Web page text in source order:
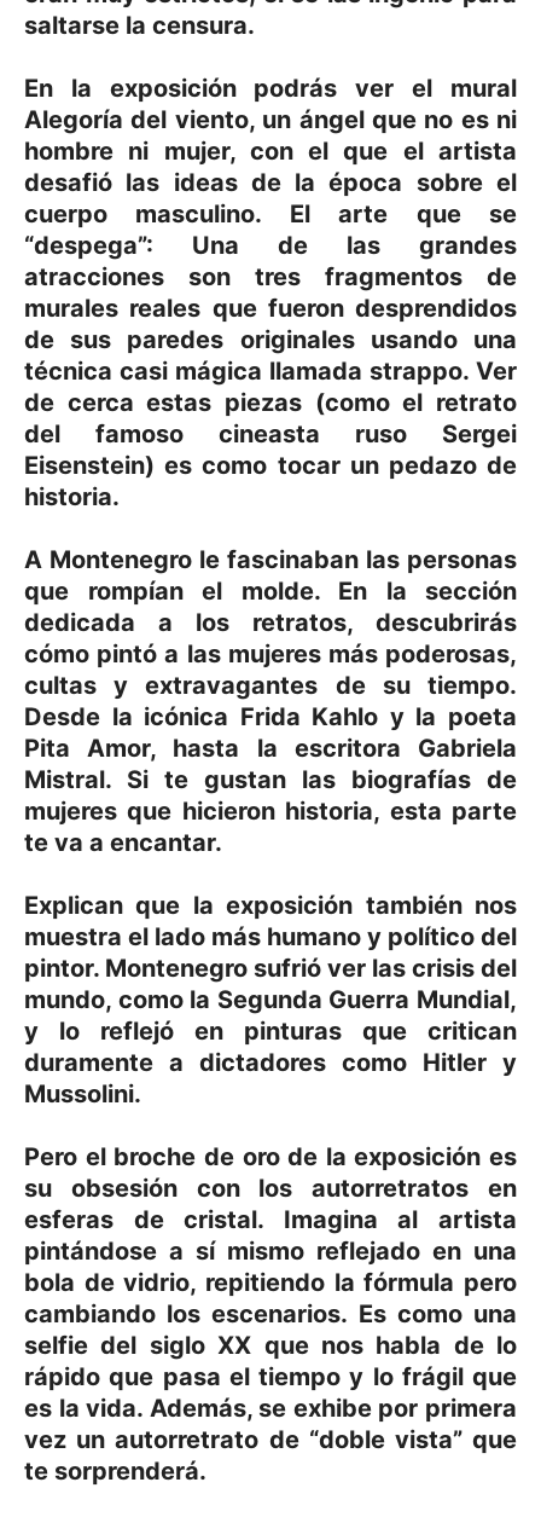
saltarse la censura.
En la exposición podrás ver el mural
Alegoría del viento, un ángel que no es ni
hombre ni mujer, con el que el artista
desafió las ideas de la época sobre el
cuerpo masculino. El arte que se
“despega”: Una de las grandes
atracciones son tres fragmentos de
murales reales que fueron desprendidos
de sus paredes originales usando una
técnica casi mágica llamada strappo. Ver
de cerca estas piezas (como el retrato
del famoso cineasta ruso Sergei
Eisenstein) es como tocar un pedazo de
historia.
A Montenegro le fascinaban las personas
que rompían el molde. En la sección
dedicada a los retratos, descubrirás
cómo pintó a las mujeres más poderosas,
cultas y extravagantes de su tiempo.
Desde la icónica Frida Kahlo y la poeta
Pita Amor, hasta la escritora Gabriela
Mistral. Si te gustan las biografías de
mujeres que hicieron historia, esta parte
te va a encantar.
Explican que la exposición también nos
muestra el lado más humano y político del
pintor. Montenegro sufrió ver las crisis del
mundo, como la Segunda Guerra Mundial,
y lo reflejó en pinturas que critican
duramente a dictadores como Hitler y
Mussolini.
Pero el broche de oro de la exposición es
su obsesión con los autorretratos en
esferas de cristal. Imagina al artista
pintándose a sí mismo reflejado en una
bola de vidrio, repitiendo la fórmula pero
cambiando los escenarios. Es como una
selfie del siglo XX que nos habla de lo
rápido que pasa el tiempo y lo frágil que
es la vida. Además, se exhibe por primera
vez un autorretrato de “doble vista” que
te sorprenderá.